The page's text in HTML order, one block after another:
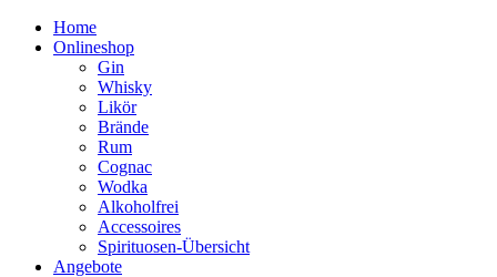
Home
Onlineshop
Gin
Whisky
Likör
Brände
Rum
Cognac
Wodka
Alkoholfrei
Accessoires
Spirituosen-Übersicht
Angebote